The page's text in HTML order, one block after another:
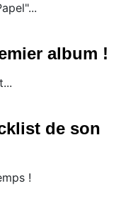
album !
de son
!